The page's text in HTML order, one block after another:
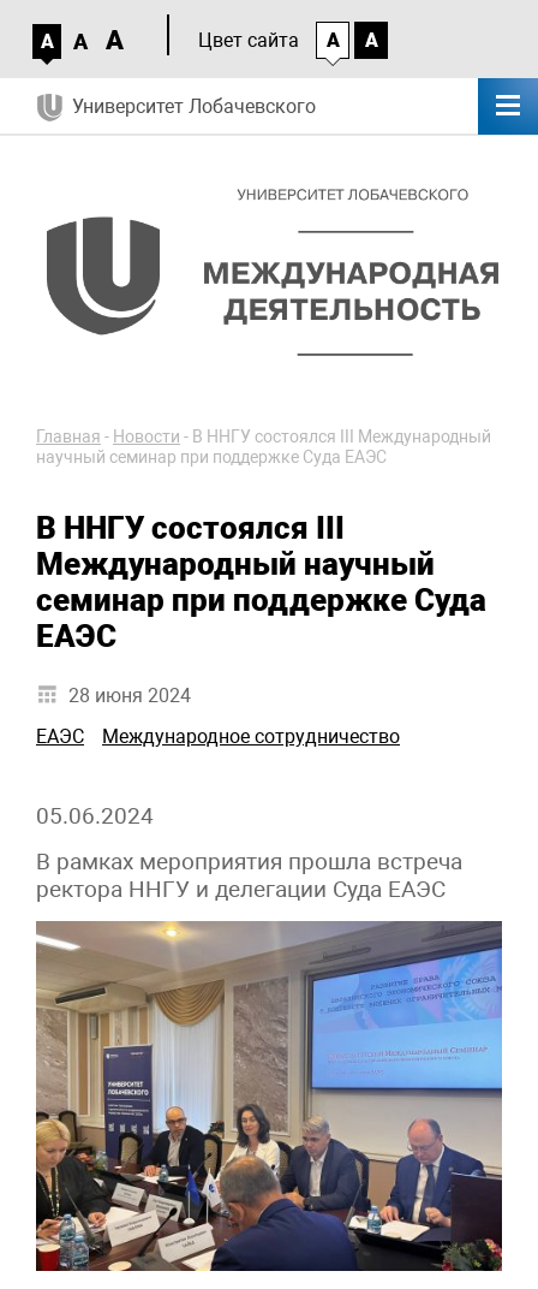
A A A Цвет сайта A A
Университет Лобачевского
Главная - Новости - В ННГУ состоялся III Международный
научный семинар при поддержке Суда ЕАЭС
В ННГУ состоялся III
Международный научный
семинар при поддержке Суда
ЕАЭС
28 июня 2024
ЕАЭС
Международное сотрудничество
05.06.2024
В рамках мероприятия прошла встреча
ректора ННГУ и делегации Суда ЕАЭС